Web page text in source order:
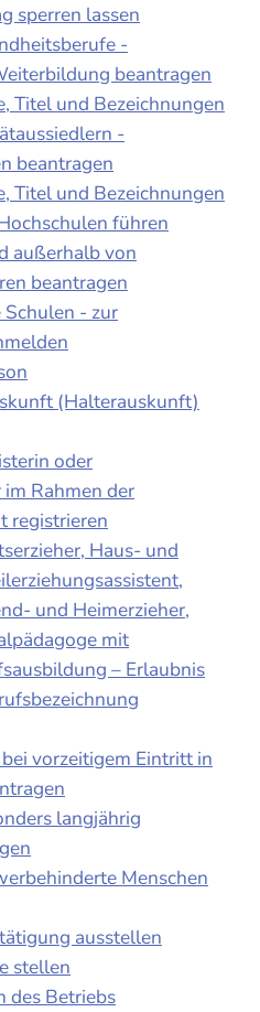
sperren lassen
-
beantragen
Titel und Bezeichnungen
-
beantragen
Titel und Bezeichnungen
führen
außerhalb von
beantragen
- zur
(Halterauskunft)
oder
Rahmen der
registrieren
Haus- und
und Heimerzieher,
mit
– Erlaubnis
vorzeitigem Eintritt in
langjährig
Menschen
ausstellen
stellen
des Betriebs